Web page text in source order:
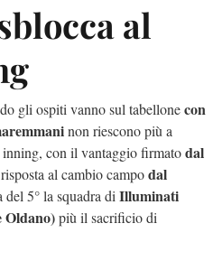
al
gli ospiti vanno sul tabellonecon
non riescono più a
con il vantaggio firmatodal
al cambio campodal
del 5° la squadra di Illuminati
Oldano)più il sacrificio di